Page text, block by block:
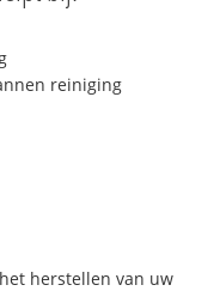
reiniging
herstellen van uw